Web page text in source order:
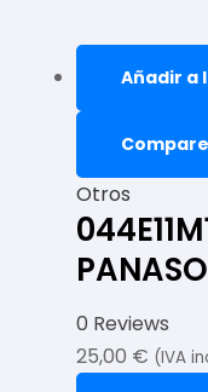
Añadir a
Compare
Otros
0 Reviews
25,00 € (IVA